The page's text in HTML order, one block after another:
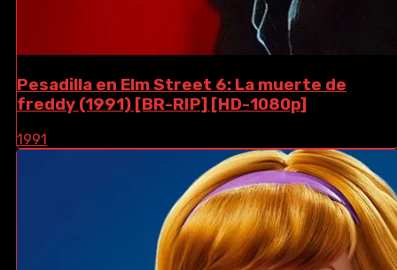
Pesadilla en Elm Street 6: La muerte de
freddy (1991) [BR-RIP] [HD-1080p]
1991